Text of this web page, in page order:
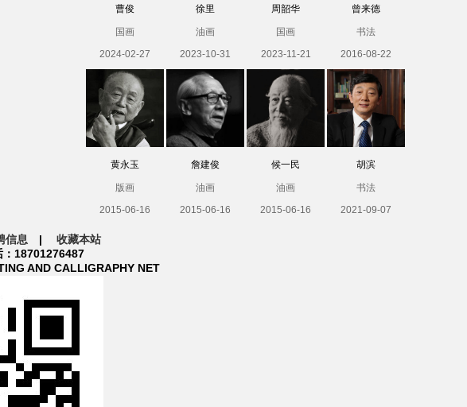
曹俊
国画
2024-02-27
徐里
油画
2023-10-31
周韶华
国画
2023-11-21
曾来德
书法
2016-08-22
黄永玉
版画
2015-06-16
詹建俊
油画
2015-06-16
候一民
油画
2015-06-16
胡滨
书法
2021-09-07
信息 | 收藏本站
18701276487
AND CALLIGRAPHY NET